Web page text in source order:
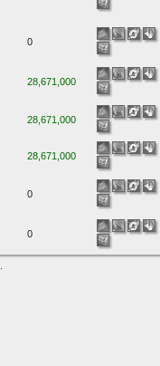
0
28,671,000
28,671,000
28,671,000
0
0